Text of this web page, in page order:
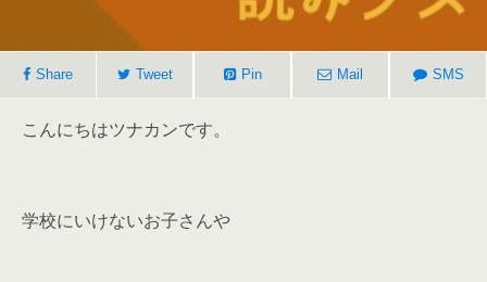
Share Tweet Pin Mail SMS
こんにちはツナカンです。
学校にいけないお子さんや